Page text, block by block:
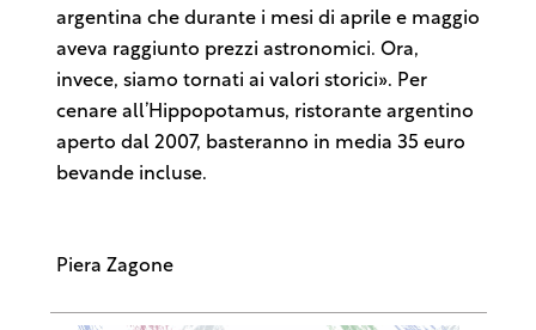
argentina che durante i mesi di aprile e maggio
aveva raggiunto prezzi astronomici. Ora,
invece, siamo tornati ai valori storici». Per
cenare all’Hippopotamus, ristorante argentino
aperto dal 2007, basteranno in media 35 euro
bevande incluse.
Piera Zagone